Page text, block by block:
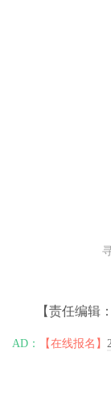
【责任编辑
AD： 【在线报名】